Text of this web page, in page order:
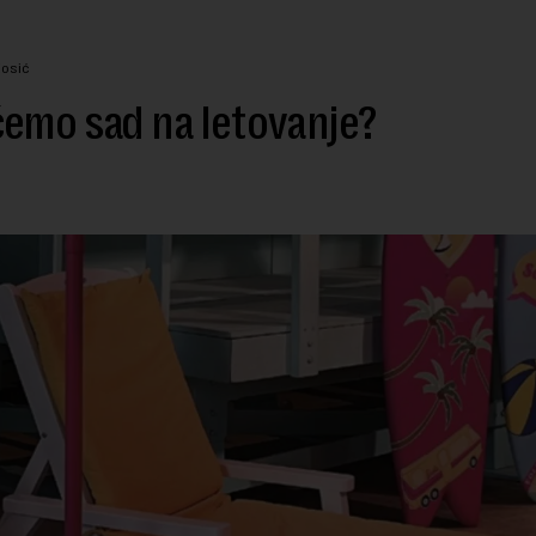
sad na letovanje?